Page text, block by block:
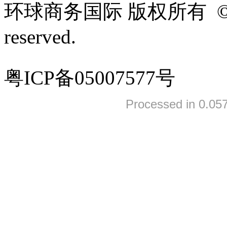
环球商务国际 版权所有
reserved.
粤ICP备05007577号
Processed in